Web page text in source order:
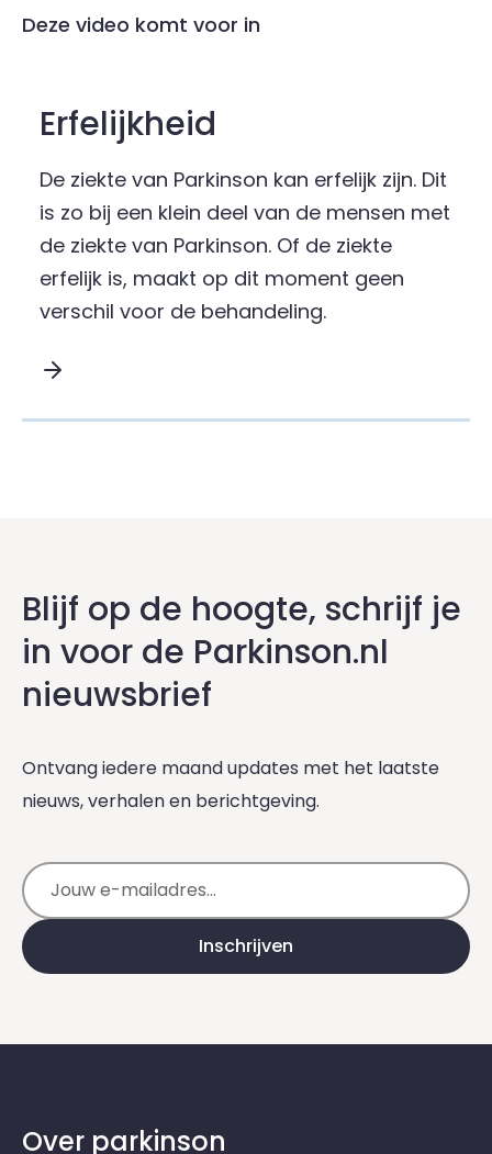
Deze video komt voor in
Erfelijkheid
De ziekte van Parkinson kan erfelijk zijn. Dit
is zo bij een klein deel van de mensen met
de ziekte van Parkinson. Of de ziekte
erfelijk is, maakt op dit moment geen
verschil voor de behandeling.
Blijf op de hoogte, schrijf je
in voor de Parkinson.nl
nieuwsbrief
Ontvang iedere maand updates met het laatste
nieuws, verhalen en berichtgeving.
E-mailadres
Inschrijven
Over parkinson